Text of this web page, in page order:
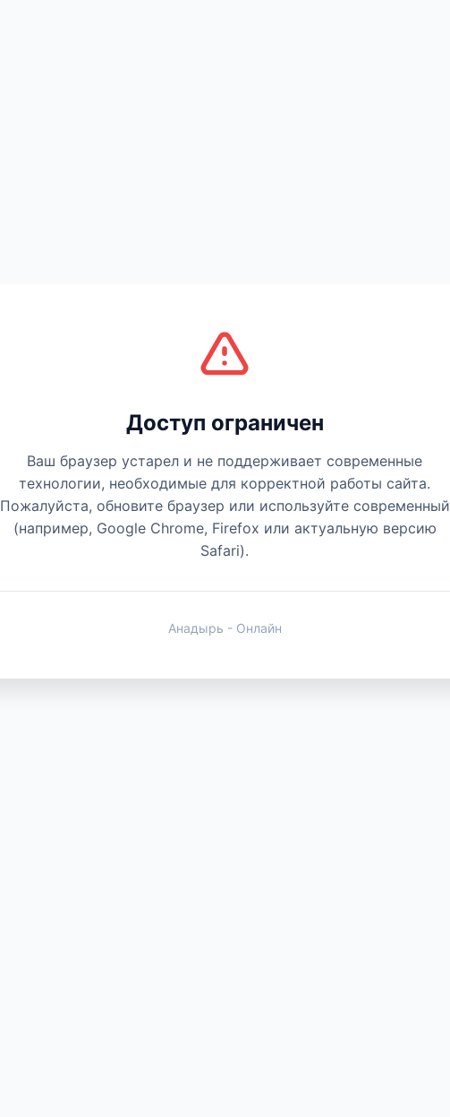
Доступ ограничен
Ваш браузер устарел и не поддерживает современные
технологии, необходимые для корректной работы сайта.
Пожалуйста, обновите браузер или используйте современный
(например, Google Chrome, Firefox или актуальную версию
Safari).
Анадырь - Онлайн